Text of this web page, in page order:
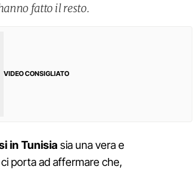
fatto il resto.
VIDEO CONSIGLIATO
in Tunisiasia una vera e
ci porta ad affermare che,